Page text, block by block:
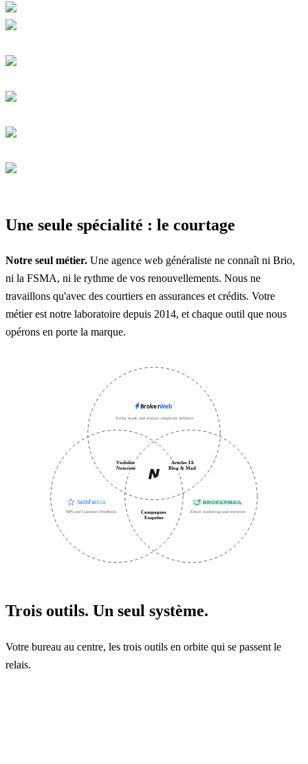
Une seule spécialité : le courtage
Notre seul métier. Une agence web généraliste ne connaît ni Brio,
ni la FSMA, ni le rythme de vos renouvellements. Nous ne
travaillons qu'avec des courtiers en assurances et crédits. Votre
métier est notre laboratoire depuis 2014, et chaque outil que nous
opérons en porte la marque.
Visibilité
Notoriété
Articles IA
Blog & Mail
Campagnes
Enquêtes
Tailor made and always compliant websites
NPS and Customer Feedback Email marketing and retention
Trois outils. Un seul système.
Votre bureau au centre, les trois outils en orbite qui se passent le
relais.